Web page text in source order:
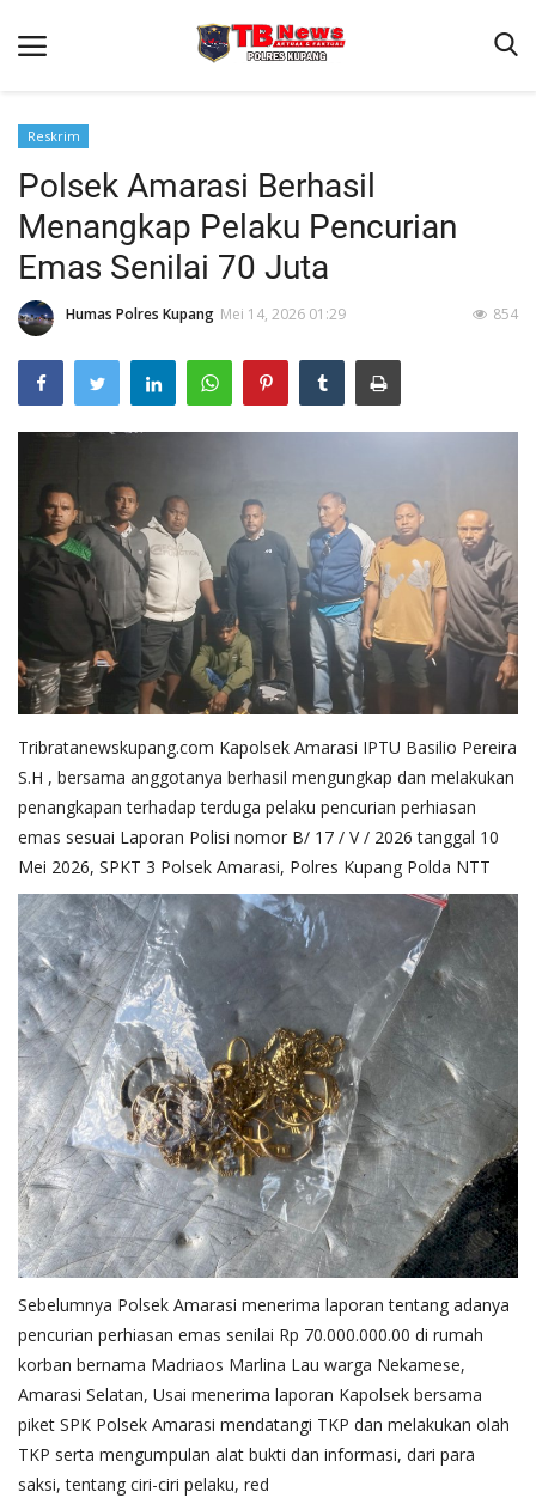
Beranda
Terms & Conditions
Reskrim
Binkam
Giat Ops
Lantas
Satwil
Reskrim
Polsek Amarasi Berhasil
Menangkap Pelaku Pencurian
Emas Senilai 70 Juta
Humas Polres Kupang Mei 14, 2026 01:29 854
Tribratanewskupang.com Kapolsek Amarasi IPTU Basilio Pereira
S.H , bersama anggotanya berhasil mengungkap dan melakukan
penangkapan terhadap terduga pelaku pencurian perhiasan
emas sesuai Laporan Polisi nomor B/ 17 / V / 2026 tanggal 10
Mei 2026, SPKT 3 Polsek Amarasi, Polres Kupang Polda NTT
Sebelumnya Polsek Amarasi menerima laporan tentang adanya
pencurian perhiasan emas senilai Rp 70.000.000.00 di rumah
korban bernama Madriaos Marlina Lau warga Nekamese,
Amarasi Selatan, Usai menerima laporan Kapolsek bersama
piket SPK Polsek Amarasi mendatangi TKP dan melakukan olah
TKP serta mengumpulan alat bukti dan informasi, dari para
saksi, tentang ciri-ciri pelaku, red